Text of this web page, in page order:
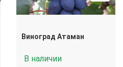
Виноград Атаман
В наличии